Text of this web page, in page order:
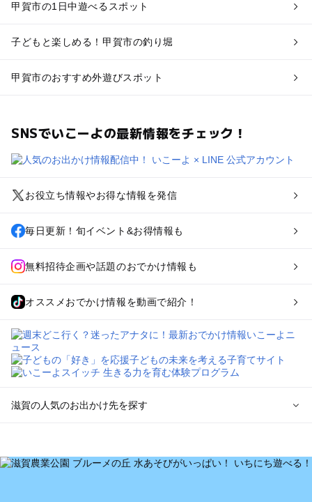
甲賀市の1日中遊べるスポット
子どもと楽しめる！甲賀市の釣り堀
甲賀市のおすすめ外遊びスポット
SNSでいこーよの最新情報をチェック！
お役立ち情報やお得な情報を発信
毎日更新！旬イベント&お得情報も
無料招待企画や話題のおでかけ情報も
オススメおでかけ情報を動画で紹介！
滋賀の人気のお出かけ先を探す
を探す
草津・守山・近江八幡・栗東のプールお出かけ